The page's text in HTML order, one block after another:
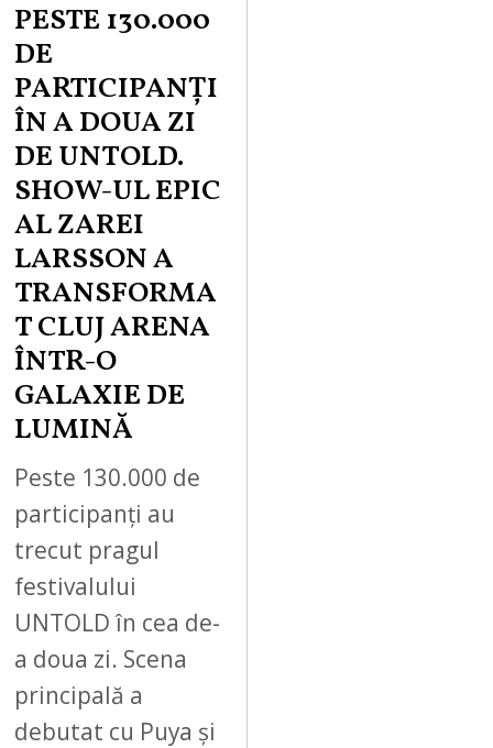
PESTE 130.000
DE
PARTICIPANȚI
ÎN A DOUA ZI
DE UNTOLD.
SHOW-UL EPIC
AL ZAREI
LARSSON A
TRANSFORMA
T CLUJ ARENA
ÎNTR-O
GALAXIE DE
LUMINĂ
Peste 130.000 de
participanți au
trecut pragul
festivalului
UNTOLD în cea de-
a doua zi. Scena
principală a
debutat cu Puya și